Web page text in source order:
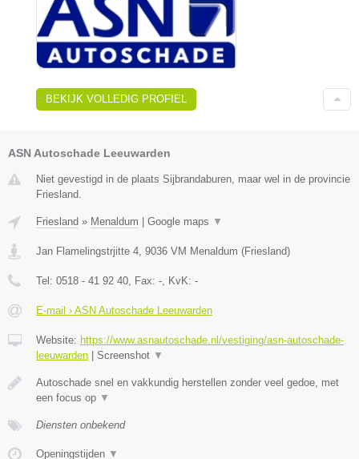
BEKIJK VOLLEDIG PROFIEL
ASN Autoschade Leeuwarden
Niet gevestigd in de plaats Sijbrandaburen, maar wel in de provincie
Friesland.
Friesland » Menaldum Google maps ▼
Jan Flamelingstrjitte 4, 9036 VM Menaldum (Friesland)
Tel: 0518 - 41 92 40, Fax: -, KvK: -
E-mail › ASN Autoschade Leeuwarden
Website: https://www.asnautoschade.nl/vestiging/asn-autoschade-
leeuwarden
Screenshot ▼
Autoschade snel en vakkundig herstellen zonder veel gedoe, met
een focus op ▼
Diensten onbekend
Openingstijden ▼